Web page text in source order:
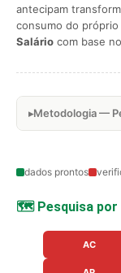
antecipam
consumo do
Salário com base
Metodologia —
dados prontos
🗺️ Pesquisa por
AC